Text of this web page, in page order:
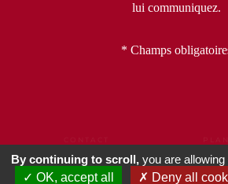
lui communiquez.
* Champs
POLITIQUE DE
DONNÉES PERSONNELLES
By continuing to scroll, you are
OK, accept all
Deny all